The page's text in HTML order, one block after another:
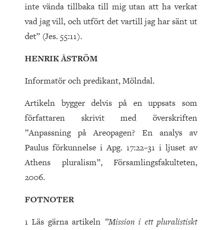
inte vända tillbaka till mig utan att ha verkat
vad jag vill, och utfört det vartill jag har sänt ut
det” (Jes. 55:11).
HENRIK ÅSTRÖM
Informatör och predikant, Mölndal.
Artikeln bygger delvis på en uppsats som
författaren skrivit med överskriften
”Anpassning på Areopagen? En analys av
Paulus förkunnelse i Apg. 17:22–31 i ljuset av
Athens pluralism”, Församlingsfakulteten,
2006.
FOTNOTER
1 Läs gärna artikeln ”Mission i ett pluralistiskt